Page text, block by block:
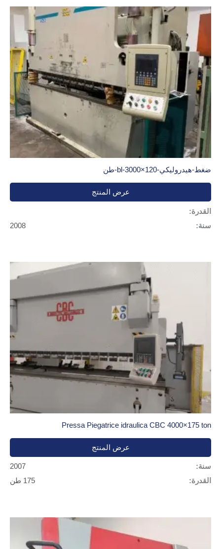
ضغط-هيدروليكي-bl-3000×120-طن
عرض المنتج
القدرة:
سنة:
2008
Pressa Piegatrice idraulica CBC 4000×175 ton
عرض المنتج
سنة:
2007
القدرة:
175 طن